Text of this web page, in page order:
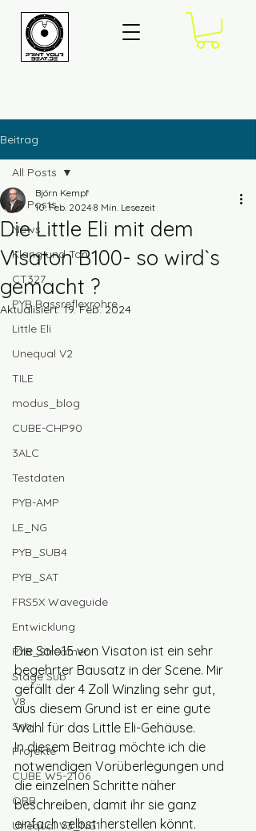
Beitrag
All Posts
News
Klang und Ton
CT327
PYB Bassreflexrohre
Little Eli
Unequal V2
TILE
modus_blog
CUBE-CHP90
3ALC
Testdaten
PYB-AMP
LE_NG
PYB_SUB4
PYB_SAT
FRS5X Waveguide
Entwicklung
PYB_Streamer
Stage Sub
V8
Snail
Projekte
CUBE W5-2106
ORB
Unequal V3_NG1
All Posts
Die Little Eli mit dem
Visaton B100- so wird`s
gemacht ?
Björn Kempf
10. Feb. 2024 8 Min. Lesezeit
Aktualisiert:19. Feb. 2024
Die Solo15 von Visaton ist ein sehr
begehrter Bausatz in der Scene. Mir
gefällt der 4 Zoll Winzling sehr gut,
aus diesem Grund ist er eine gute
Wahl für das Little Eli-Gehäuse.
In diesem Beitrag möchte ich die
notwendigen Vorüberlegungen und
die einzelnen Schritte näher
beschreiben, damit ihr sie ganz
einfach selbst herstellen könnt.